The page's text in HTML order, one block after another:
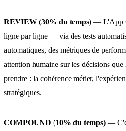
REVIEW (30% du temps) — L'App
ligne par ligne — via des tests
automatiques, des métriques de
attention humaine sur les décisions
prendre : la cohérence métier,
stratégiques.
COMPOUND (10% du temps) —